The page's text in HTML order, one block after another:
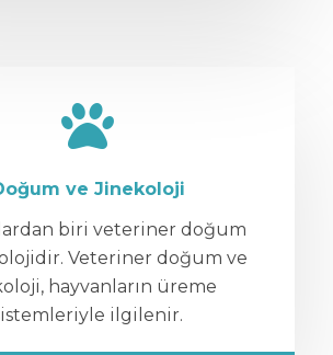
ve Jinekoloji
biri veteriner doğum
Veteriner doğum ve
hayvanların üreme
ilgilenir.